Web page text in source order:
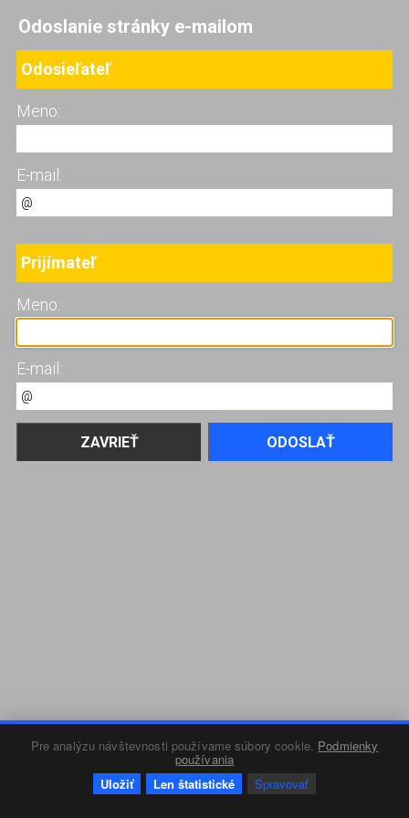
Pre analýzu návštevnosti používame súbory cookie. Podmienky
používania
Uložiť
Len štatistické Spravovať
Odoslanie stránky e-mailom
Odosieľateľ
Meno:
E-mail:
Prijímateľ
Meno:
E-mail: